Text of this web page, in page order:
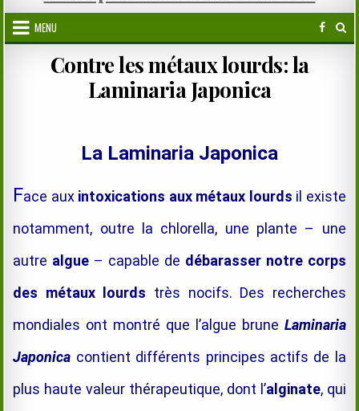
MENU
Contre les métaux lourds: la
Laminaria Japonica
La Laminaria Japonica
Face aux intoxications aux métaux lourds il existe
notamment, outre la chlorella, une plante – une
autre algue – capable de débarasser notre corps
des métaux lourds très nocifs. Des recherches
mondiales ont montré que l’algue brune Laminaria
Japonica contient différents principes actifs de la
plus haute valeur thérapeutique, dont l’alginate, qui